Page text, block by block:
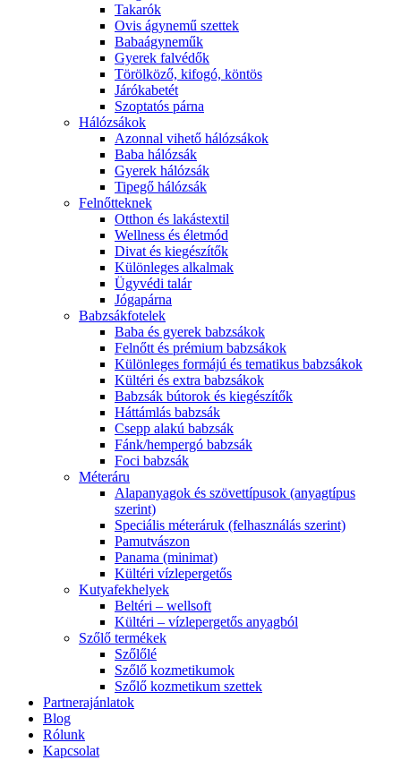
Takarók
Ovis ágynemű szettek
Babaágyneműk
Gyerek falvédők
Törölköző, kifogó, köntös
Járókabetét
Szoptatós párna
Hálózsákok
Azonnal vihető hálózsákok
Baba hálózsák
Gyerek hálózsák
Tipegő hálózsák
Felnőtteknek
Otthon és lakástextil
Wellness és életmód
Divat és kiegészítők
Különleges alkalmak
Ügyvédi talár
Jógapárna
Babzsákfotelek
Baba és gyerek babzsákok
Felnőtt és prémium babzsákok
Különleges formájú és tematikus babzsákok
Kültéri és extra babzsákok
Babzsák bútorok és kiegészítők
Háttámlás babzsák
Csepp alakú babzsák
Fánk/hempergó babzsák
Foci babzsák
Méteráru
Alapanyagok és szövettípusok (anyagtípus
szerint)
Speciális méteráruk (felhasználás szerint)
Pamutvászon
Panama (minimat)
Kültéri vízlepergetős
Kutyafekhelyek
Beltéri – wellsoft
Kültéri – vízlepergetős anyagból
Szőlő termékek
Szőlőlé
Szőlő kozmetikumok
Szőlő kozmetikum szettek
Partnerajánlatok
Blog
Rólunk
Kapcsolat